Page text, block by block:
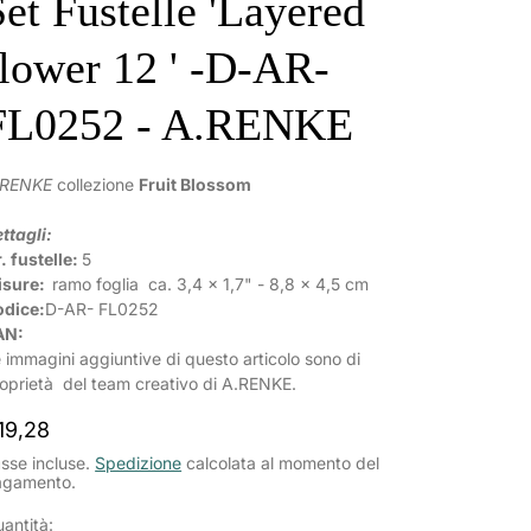
Fustelle 'Layered
12 ' -D-AR-
- A.RENKE
collezione Fruit Blossom
fustelle: 5
ramo foglia ca. 3,4 x 1,7" - 8,8 x 4,5 cm
D-AR- FL0252
immagini aggiuntive di questo articolo sono di
del team creativo di A.RENKE.
incluse. Spedizione calcolata al momento del